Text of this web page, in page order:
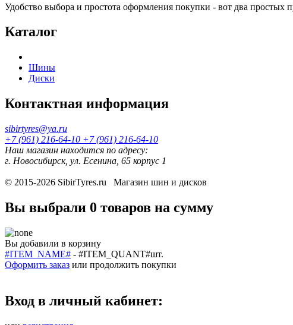
Удобство выбора и простота оформления покупки - вот два
Каталог
Шины
Диски
Контактная информация
sibirtyres@ya.ru
+7 (961) 216-64-10 +7 (961) 216-64-10
Наш магазин находится по адресу:
г. Новосибирск, ул. Есенина, 65 корпус 1
© 2015-2026 SibirTyres.ru Магазин шин и дисков
Вы выбрали 0 товаров на сумму
Вы добавили в корзину
#ITEM_NAME# - #ITEM_QUANT#шт.
Оформить заказ или продолжить покупки
Вход в личный кабинет: